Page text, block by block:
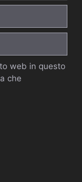
web in questo
che